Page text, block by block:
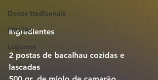
Doces tradiconais
FRUTAS
Legumes
Ingredientes
2 postas de bacalhau cozidas e
lascadas